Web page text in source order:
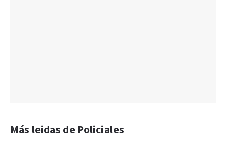
Más leidas de Policiales